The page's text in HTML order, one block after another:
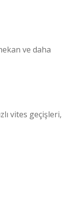
ve daha
vites geçişleri,